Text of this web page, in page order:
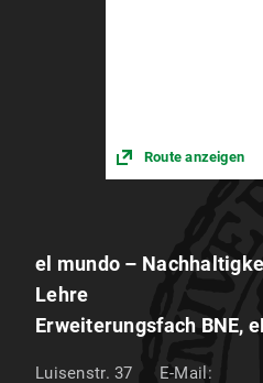
Route anzeigen
el mundo –
Lehre
Erweiterungsfach BNE,
Luisenstr. 37
E-Mail: